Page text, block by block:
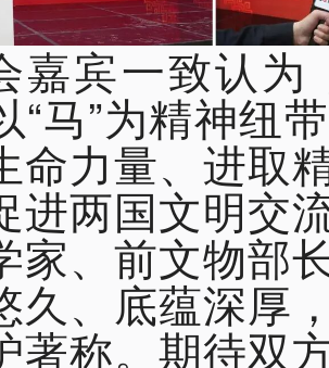
嘉宾一致认为
“马”为精神纽
命力量、进取
进两国文明交
家、前文物部
久 、底蕴深厚
著称。期待双